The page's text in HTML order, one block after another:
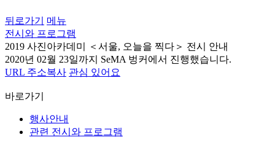
뒤로가기
메뉴
전시와 프로그램
2019 사진아카데미 ＜서울, 오늘을 찍다＞ 전시 안내
2020년 02월 23일까지 SeMA 벙커에서 진행했습니다.
URL 주소복사 관심 있어요
바로가기
행사안내
관련 전시와 프로그램